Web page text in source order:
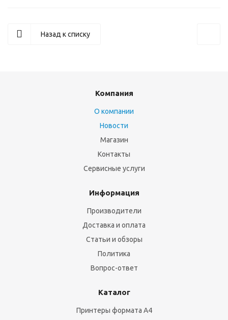
Назад к списку
Компания
О компании
Новости
Магазин
Контакты
Сервисные услуги
Информация
Производители
Доставка и оплата
Статьи и обзоры
Политика
Вопрос-ответ
Каталог
Принтеры формата А4